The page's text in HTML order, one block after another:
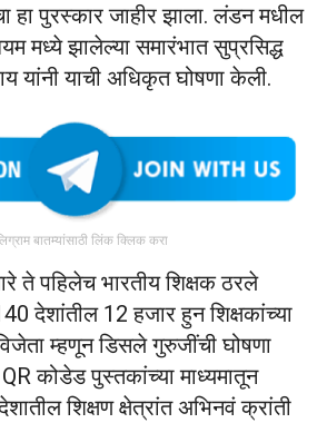
हा पुरस्कार जाहीर झाला. लंडन मधील
मध्ये झालेल्या समारंभात सुप्रसिद्ध
यांनी याची अधिकृत घोषणा केली.
बातम्यांसाठी लिंक क्लिक करा
ते पहिलेच भारतीय शिक्षक ठरले
देशांतील 12 हजार हुन शिक्षकांच्या
म्हणून डिसले गुरुजींची घोषणा
कोडेड पुस्तकांच्या माध्यमातून
शिक्षण क्षेत्रांत अभिनवं क्रांती